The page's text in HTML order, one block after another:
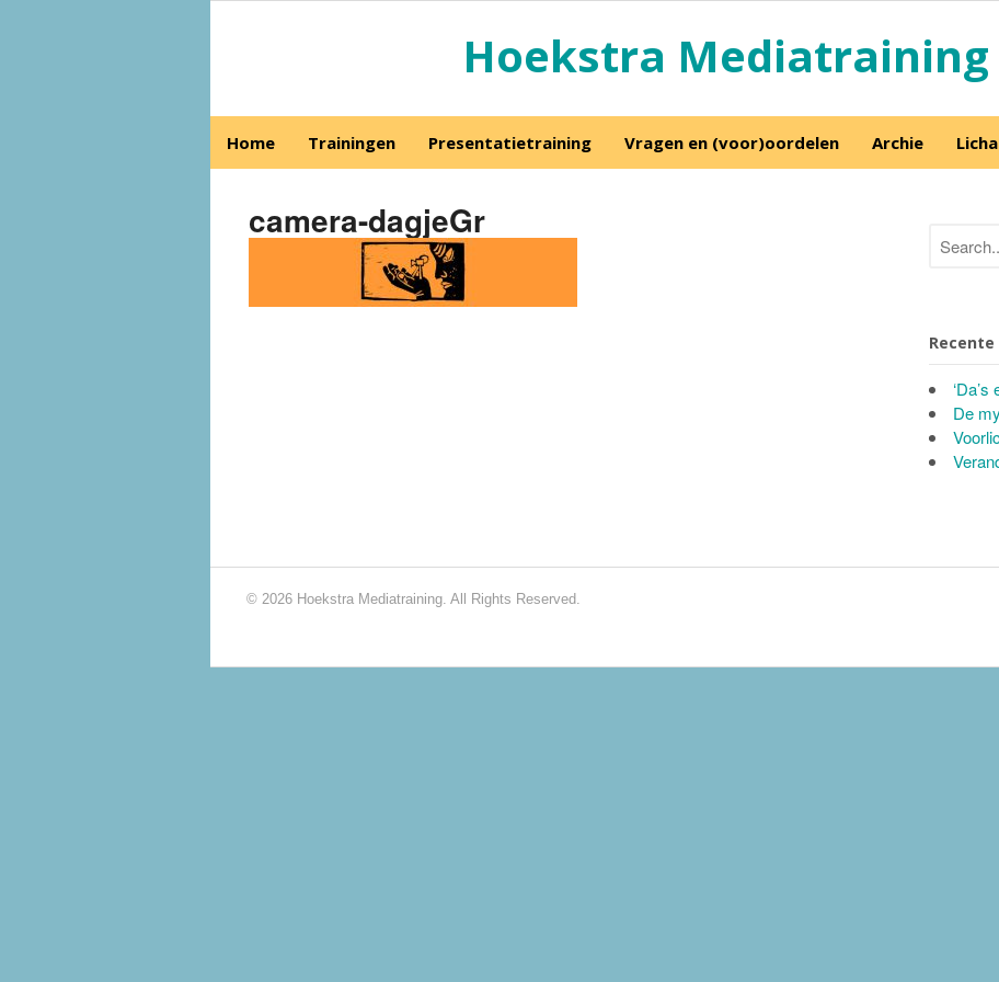
Hoekstra Mediatraining
Home Trainingen Presentatietraining Vragen en (voor)oordelen Archie
camera-dagjeGr
De
© 2026 Hoekstra Mediatraining. All Rights Reserved.